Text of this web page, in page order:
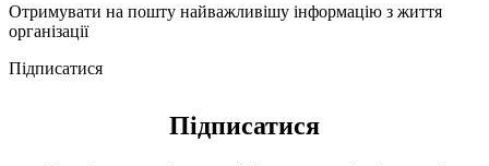
Отримувати на пошту найважливішу інформацію з життя
організації
Підписатися
Підписатися